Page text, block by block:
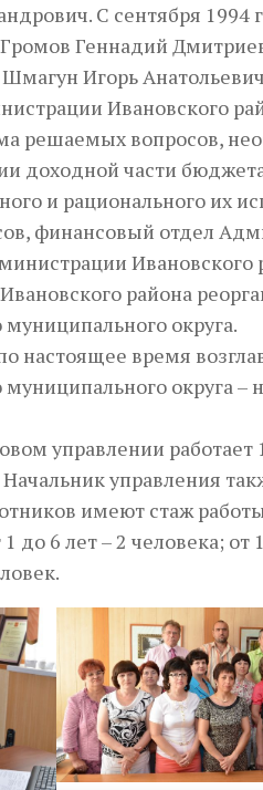
С сентября 1994
Геннадий
Игорь
Ивановского
решаемых вопросов,
доходной части
и рационального их
финансовый отдел
Ивановского
района
округа.
настоящее время
округа
управлении
управления
имеют стаж
до 6 лет – 2 человека;